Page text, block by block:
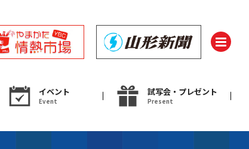
イベント
Event
試写会・プレゼント
Present